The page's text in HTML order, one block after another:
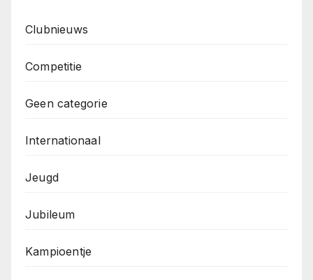
Clubnieuws
Competitie
Geen categorie
Internationaal
Jeugd
Jubileum
Kampioentje